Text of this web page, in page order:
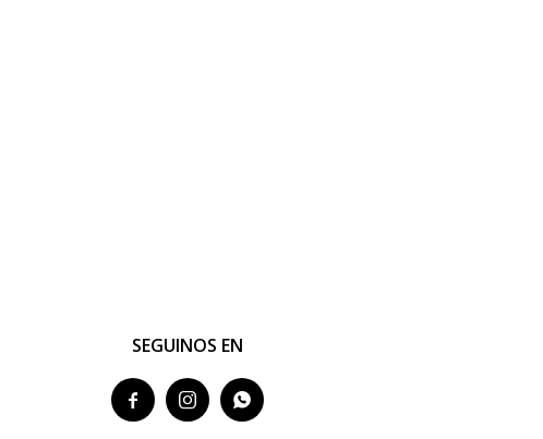
SEGUINOS EN
  